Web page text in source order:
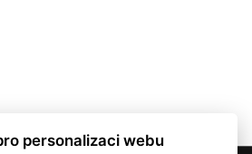
personalizaci webu